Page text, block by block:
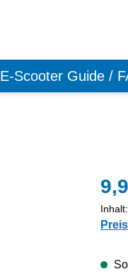
E-Scooter Guide /
Inhalt: